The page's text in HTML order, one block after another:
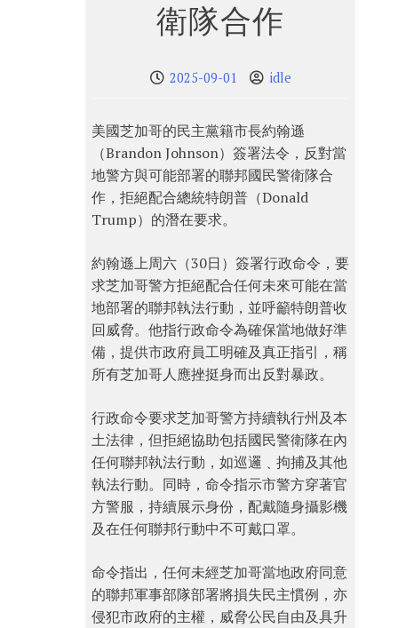
衛隊合作
2025-09-01 idle
美國芝加哥的民主黨籍市長約翰遜
（Brandon Johnson）簽署法令，反對當
地警方與可能部署的聯邦國民警衛隊合
作，拒絕配合總統特朗普（Donald
Trump）的潛在要求。
約翰遜上周六（30日）簽署行政命令，要
求芝加哥警方拒絕配合任何未來可能在當
地部署的聯邦執法行動，並呼籲特朗普收
回威脅。他指行政命令為確保當地做好準
備，提供市政府員工明確及真正指引，稱
所有芝加哥人應挫挺身而出反對暴政。
行政命令要求芝加哥警方持續執行州及本
土法律，但拒絕協助包括國民警衛隊在內
任何聯邦執法行動，如巡邏﹑拘捕及其他
執法行動。同時，命令指示市警方穿著官
方警服，持續展示身份，配戴隨身攝影機
及在任何聯邦行動中不可戴口罩。
命令指出，任何未經芝加哥當地政府同意
的聯邦軍事部隊部署將損失民主慣例，亦
侵犯市政府的主權，威脅公民自由及具升